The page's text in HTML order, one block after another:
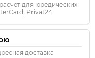
для юредических
Privat24
доставка